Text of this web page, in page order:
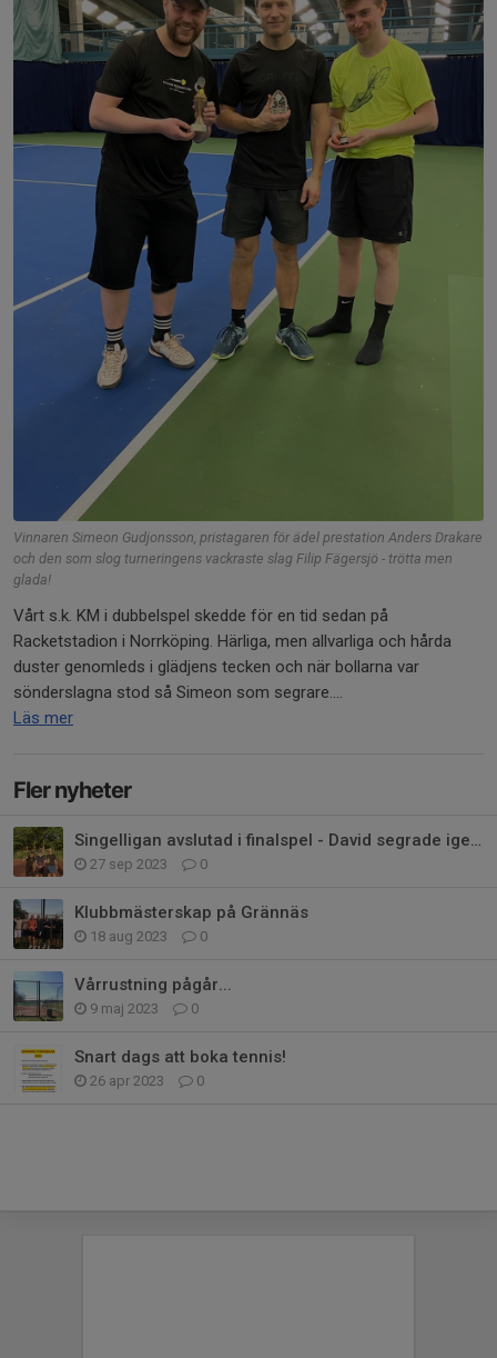
Vinnaren Simeon Gudjonsson, pristagaren för ädel prestation Anders Drakare
och den som slog turneringens vackraste slag Filip Fägersjö - trötta men
glada!
Vårt s.k. KM i dubbelspel skedde för en tid sedan på
Racketstadion i Norrköping. Härliga, men allvarliga och hårda
duster genomleds i glädjens tecken och när bollarna var
sönderslagna stod så Simeon som segrare....
Läs mer
Fler nyheter
Singelligan avslutad i finalspel - David segrade igen!
27 sep 2023 0
Klubbmästerskap på Grännäs
18 aug 2023 0
Vårrustning pågår...
9 maj 2023 0
Snart dags att boka tennis!
26 apr 2023 0